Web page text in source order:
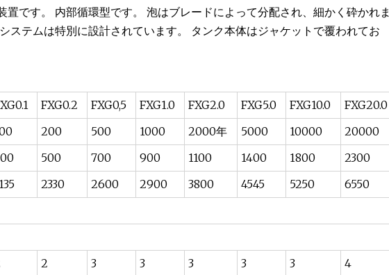
です。 内部循環型です。 泡はブレードによって分配され、細かく砕かれま
ステムは特別に設計されています。 タンク本体はジャケットで覆われてお
FXG0.2 FXG0,5 FXG1.0 FXG2.0 FXG5.0 FXG10.0
FXG20.0
200 500 1000 2000年 5000 10000
20000
500 700 900 1100 1400 1800
2300
2330 2600 2900 3800 4545 5250
6550
2 3 3 3 3 3
4